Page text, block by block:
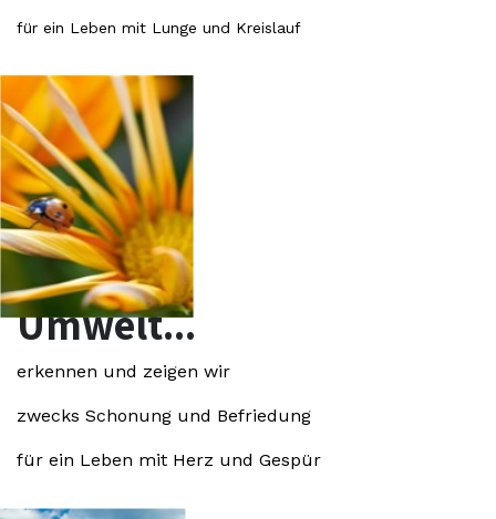
für ein Leben mit Lunge und Kreislauf
Umwelt...
erkennen und zeigen wir
zwecks Schonung und Befriedung
für ein Leben mit Herz und Gespür